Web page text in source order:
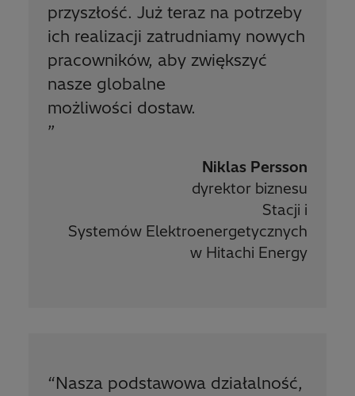
przyszłość. Już teraz na potrzeby
ich realizacji zatrudniamy nowych
pracowników, aby zwiększyć
nasze globalne
możliwości dostaw.
”
Niklas Persson
dyrektor biznesu
Stacji i
Systemów Elektroenergetycznych
w Hitachi Energy
“Nasza podstawowa działalność,